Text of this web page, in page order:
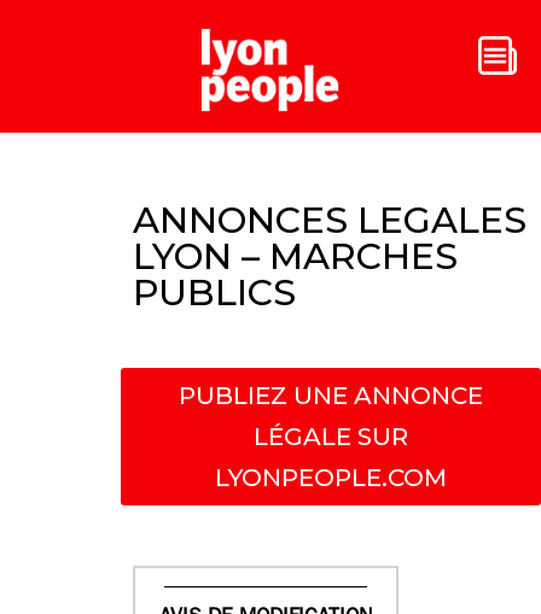
ANNONCES LEGALES
LYON – MARCHES
PUBLICS
PUBLIEZ UNE ANNONCE
LÉGALE SUR
LYONPEOPLE.COM